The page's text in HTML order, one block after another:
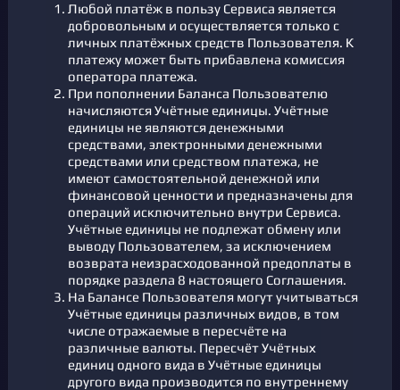
Любой платёж в пользу Сервиса является
добровольным и осуществляется только с
личных платёжных средств Пользователя. К
платежу может быть прибавлена комиссия
оператора платежа.
При пополнении Баланса Пользователю
начисляются Учётные единицы. Учётные
единицы не являются денежными
средствами, электронными денежными
средствами или средством платежа, не
имеют самостоятельной денежной или
финансовой ценности и предназначены для
операций исключительно внутри Сервиса.
Учётные единицы не подлежат обмену или
выводу Пользователем, за исключением
возврата неизрасходованной предоплаты в
порядке раздела 8 настоящего Соглашения.
На Балансе Пользователя могут учитываться
Учётные единицы различных видов, в том
числе отражаемые в пересчёте на
различные валюты. Пересчёт Учётных
единиц одного вида в Учётные единицы
другого вида производится по внутреннему